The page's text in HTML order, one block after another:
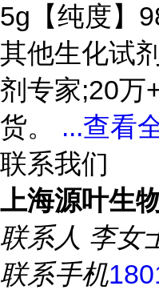
5g【纯度】
其他生化试
剂专家;20万
货。 ...查看
联系我们
上海源叶生
联系人 李女
联系手机